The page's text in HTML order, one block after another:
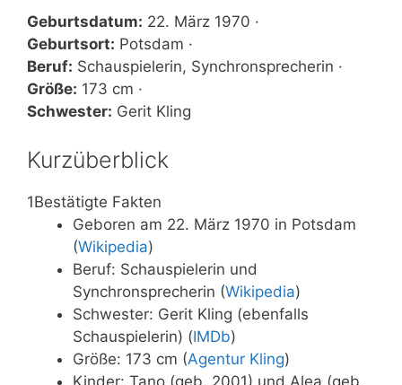
Geburtsdatum: 22. März 1970 ·
Geburtsort: Potsdam ·
Beruf: Schauspielerin, Synchronsprecherin ·
Größe: 173 cm ·
Schwester: Gerit Kling
Kurzüberblick
1Bestätigte Fakten
Geboren am 22. März 1970 in Potsdam
(Wikipedia)
Beruf: Schauspielerin und
Synchronsprecherin (Wikipedia)
Schwester: Gerit Kling (ebenfalls
Schauspielerin) (IMDb)
Größe: 173 cm (Agentur Kling)
Kinder: Tano (geb. 2001) und Alea (geb.